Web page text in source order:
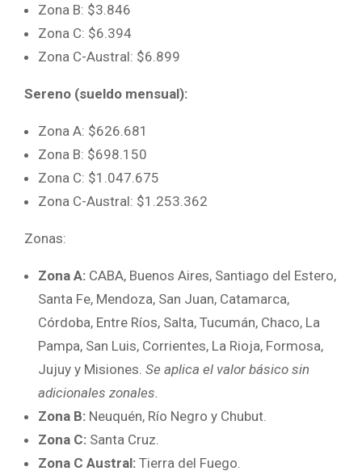
Zona B: $3.846
Zona C: $6.394
Zona C-Austral: $6.899
Sereno (sueldo mensual):
Zona A: $626.681
Zona B: $698.150
Zona C: $1.047.675
Zona C-Austral: $1.253.362
Zonas:
Zona A: CABA, Buenos Aires, Santiago del Estero,
Santa Fe, Mendoza, San Juan, Catamarca,
Córdoba, Entre Ríos, Salta, Tucumán, Chaco, La
Pampa, San Luis, Corrientes, La Rioja, Formosa,
Jujuy y Misiones. Se aplica el valor básico sin
adicionales zonales.
Zona B: Neuquén, Río Negro y Chubut.
Zona C: Santa Cruz.
Zona C Austral: Tierra del Fuego.